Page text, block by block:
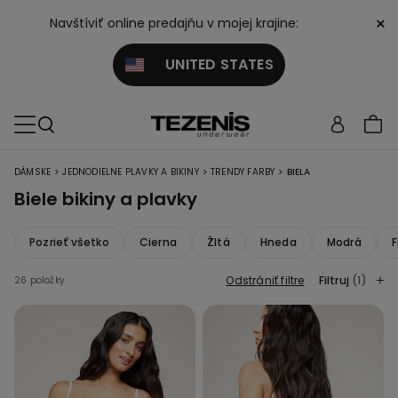
Navštíviť online predajňu v mojej krajine:
UNITED STATES
×
DÁMSKE > JEDNODIELNE PLAVKY A BIKINY > TRENDY FARBY > BIELA
Biele bikiny a plavky
Pozrieť všetko Cierna Žltá Hneda Modrá
26 položky Odstrániť filtre Filtruj (1)